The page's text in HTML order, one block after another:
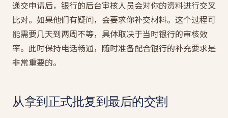
递交申请后，银行的后台审核人员会对你的资料进行交叉
比对。如果他们有疑问，会要求你补交材料。这个过程可
能需要几天到两周不等，具体取决于当时银行的审核效
率。此时保持电话畅通，随时准备配合银行的补充要求是
非常重要的。
从拿到正式批复到最后的交割